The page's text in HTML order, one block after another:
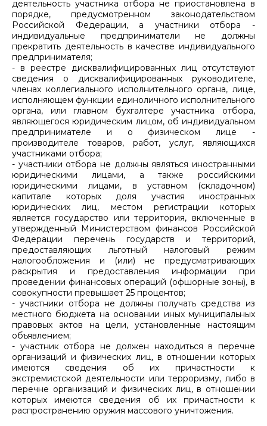
деятельность участника отбора не приостановлена в
порядке, предусмотренном законодательством
Российской Федерации, а участники отбора -
индивидуальные предприниматели не должны
прекратить деятельность в качестве индивидуального
предпринимателя;
- в реестре дисквалифицированных лиц отсутствуют
сведения о дисквалифицированных руководителе,
членах коллегиального исполнительного органа, лице,
исполняющем функции единоличного исполнительного
органа, или главном бухгалтере участника отбора,
являющегося юридическим лицом, об индивидуальном
предпринимателе и о физическом лице -
производителе товаров, работ, услуг, являющихся
участниками отбора;
- участники отбора не должны являться иностранными
юридическими лицами, а также российскими
юридическими лицами, в уставном (складочном)
капитале которых доля участия иностранных
юридических лиц, местом регистрации которых
является государство или территория, включенные в
утвержденный Министерством финансов Российской
Федерации перечень государств и территорий,
предоставляющих льготный налоговый режим
налогообложения и (или) не предусматривающих
раскрытия и предоставления информации при
проведении финансовых операций (офшорные зоны), в
совокупности превышает 25 процентов;
- участники отбора не должны получать средства из
местного бюджета на основании иных муниципальных
правовых актов на цели, установленные настоящим
объявлением;
- участник отбора не должен находиться в перечне
организаций и физических лиц, в отношении которых
имеются сведения об их причастности к
экстремистской деятельности или терроризму, либо в
перечне организаций и физических лиц, в отношении
которых имеются сведения об их причастности к
распространению оружия массового уничтожения.